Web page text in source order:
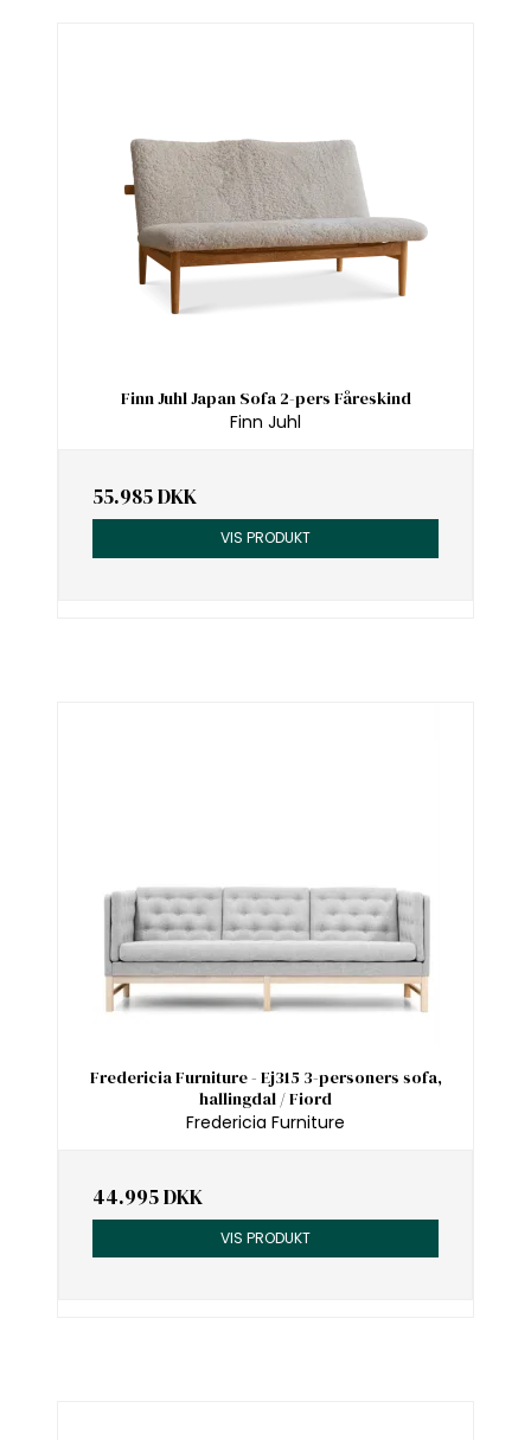
Finn Juhl Japan Sofa 2-pers Fåreskind
Finn Juhl
55.985 DKK
VIS PRODUKT
Fredericia Furniture - Ej315 3-personers sofa,
hallingdal / Fiord
Fredericia Furniture
44.995 DKK
VIS PRODUKT